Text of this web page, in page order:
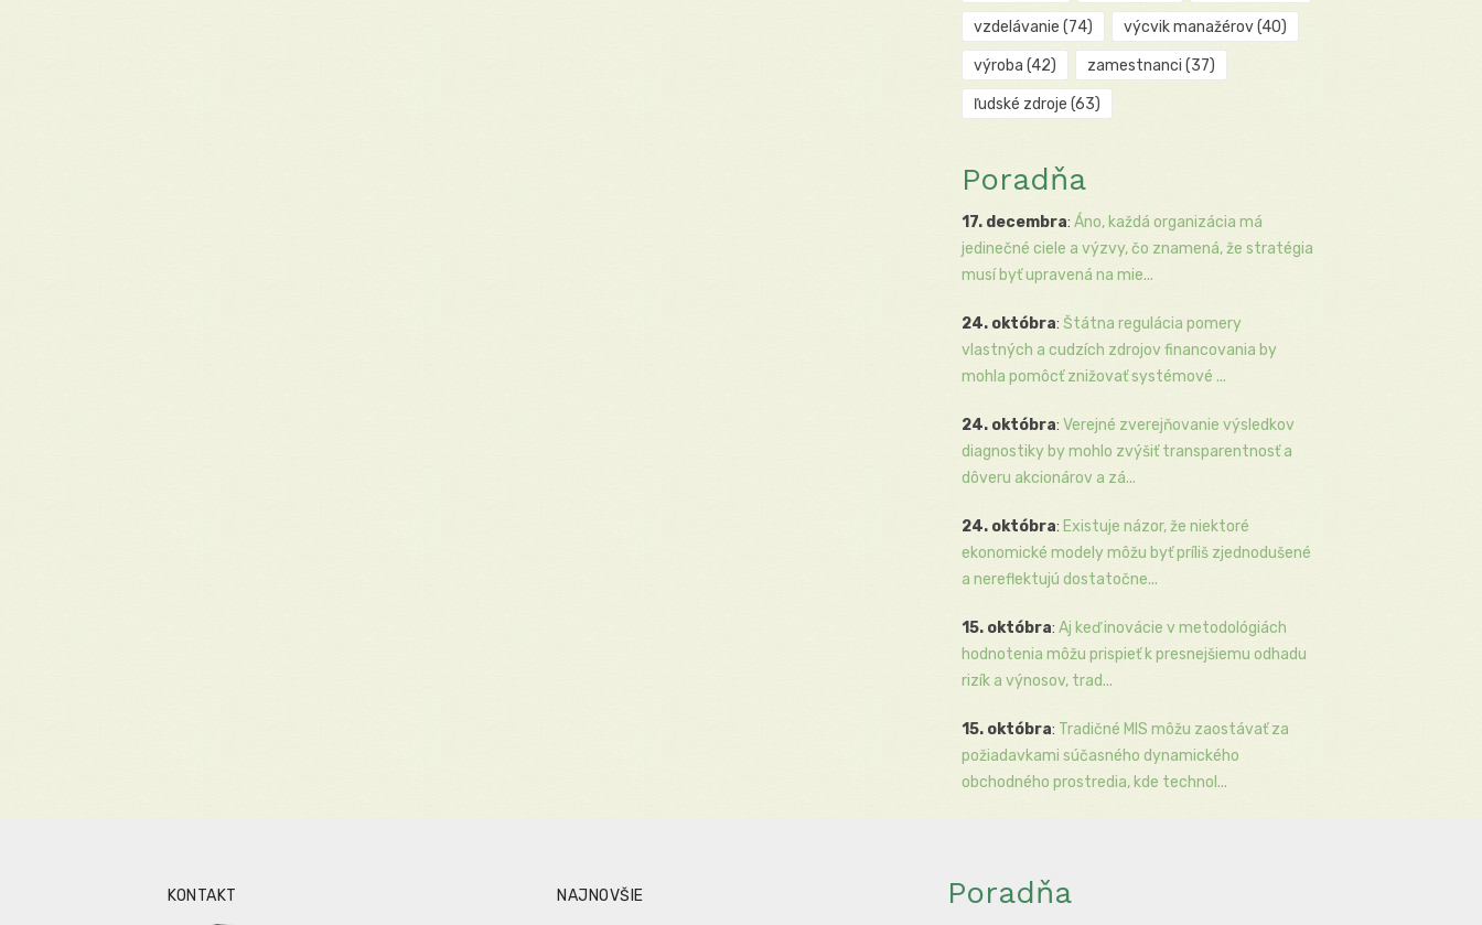
vzdelávanie (74) výcvik manažérov(40)
výroba (42) zamestnanci (37)
ľudské zdroje (63)
Poradňa
17. decembra: Áno, každá organizácia má
jedinečné ciele a výzvy, čo znamená, že stratégia
musí byť upravená na mie...
24. októbra: Štátna regulácia pomery
vlastných a cudzích zdrojov financovania by
mohla pomôcť znižovať systémové ...
24. októbra: Verejné zverejňovanie výsledkov
diagnostiky by mohlo zvýšiť transparentnosť a
dôveru akcionárov a zá...
24. októbra: Existuje názor, že niektoré
ekonomické modely môžu byť príliš zjednodušené
a nereflektujú dostatočne...
15. októbra: Aj keď inovácie v metodológiách
hodnotenia môžu prispieť k presnejšiemu odhadu
rizík a výnosov, trad...
15. októbra: Tradičné MIS môžu zaostávať za
požiadavkami súčasného dynamického
obchodného prostredia, kde technol...
KONTAKT NAJNOVŠIE Poradňa